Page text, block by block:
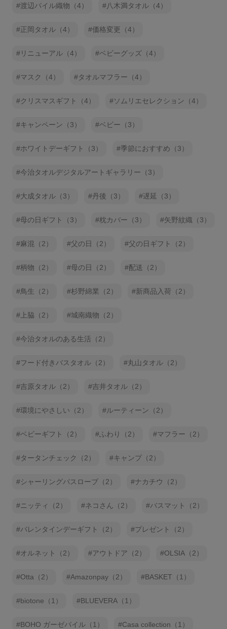
渡辺パイル織物（4） 八木満タオル（4）
正岡タオル（4） 価格変更（4）
リニューアル（4） ベビーグッズ（4）
マスク（4） タオルマフラー（4）
クリスマスギフト（4） ソムリエセレクション（4）
キャンペーン（3） ベビー（3）
ホワイトデーギフト（3） 季節におすすめ（3）
今治タオルデジタルアートギャラリー（3）
大成タオル（3） 丹後（3） 遅延（3）
母の日ギフト（3） 枕カバー（3） 矢野紋織（3）
麻混（2） 父の日（2） 父の日ギフト（2）
柄物（2） 母の日（2） 配送（2）
鳥生（2） 杉野綿業（2） 新商品入荷（2）
上脇（2） 城南織物（2）
今治タオルのある生活（2）
フード付きバスタオル（2） 丸山タオル（2）
吉原タオル（2） 吉井タオル（2）
環境にやさしい（2） ルーティーン（2）
ベビーギフト（2） ふわり（2） マフラー（2）
タータンチェック（2） キャンプ（2）
シャーリングバスローブ（2） ナカチウ（2）
ニッティ（2） ネコさん（2） バスマット（2）
バレンタインデーギフト（2） プレゼント（2）
オルネット（2） アウトドア（2） OLSIA（2）
Otta（2） Amazonpay（2） BASKET（1）
biotone（1） BLUEVERA（1）
BOHO ガーゼパイル（1） Casa collection（1）